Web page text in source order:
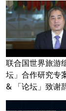
论坛议程
演讲者
联合国世界旅游
坛」合作研究专
& 「论坛」致谢